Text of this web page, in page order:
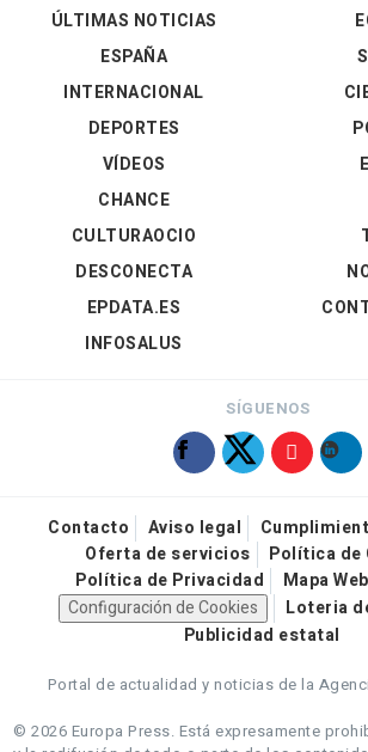
ÚLTIMAS NOTICIAS
ESPAÑA
INTERNACIONAL
DEPORTES
VÍDEOS
CHANCE
CULTURAOCIO
DESCONECTA
EPDATA.ES
INFOSALUS
SÍGUENOS
Contacto Aviso legal
Oferta de servicios
Política de
Política de Privacidad
Mapa Web
Configuración de Cookies
Loteria
Publicidad estatal
Portal de actualidad y noticias de la
© 2026 Europa Press. Está expresamente